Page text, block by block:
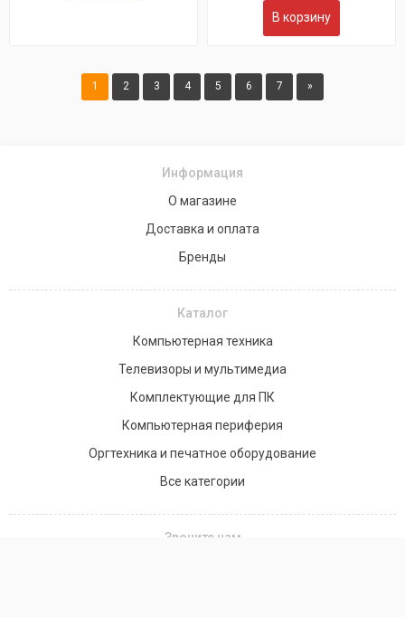
В корзину
1 2 3 4 5 6 7 »
Информация
О магазине
Доставка и оплата
Бренды
Каталог
Компьютерная техника
Телевизоры и мультимедиа
Комплектующие для ПК
Компьютерная периферия
Оргтехника и печатное оборудование
Все категории
Звоните нам